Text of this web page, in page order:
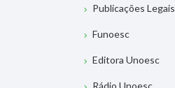
Publicações Legais
Funoesc
Editora Unoesc